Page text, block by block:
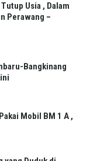
Usia , Dalam
Perawang –
Bangkinang
Mobil BM 1 A ,